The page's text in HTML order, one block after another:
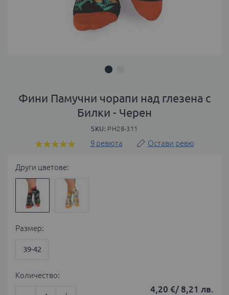
къмФини Памучни чорапи над глезена с
Билки - Черен
SKU PH28-311
Оценка:
9 ревюта Остави ревю
Други цветове:
Размер
39-42
4,20 €/ 8,21 лв.
Количество: